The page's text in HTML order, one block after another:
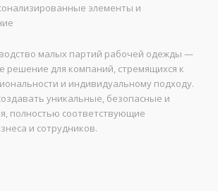
элементы и
малых партий рабочей одежды —
решение для компаний, стремящихся к
и индивидуальному подходу.
уникальные, безопасные и
полностью соответствующие
и сотрудников.